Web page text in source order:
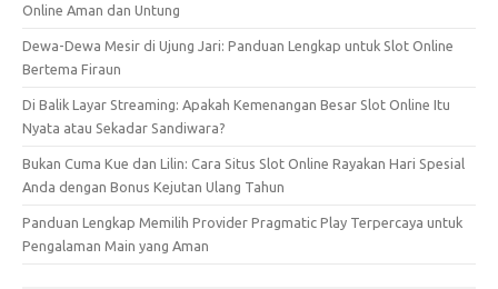
Online Aman dan Untung
Dewa-Dewa Mesir di Ujung Jari: Panduan Lengkap untuk Slot Online
Bertema Firaun
Di Balik Layar Streaming: Apakah Kemenangan Besar Slot Online Itu
Nyata atau Sekadar Sandiwara?
Bukan Cuma Kue dan Lilin: Cara Situs Slot Online Rayakan Hari Spesial
Anda dengan Bonus Kejutan Ulang Tahun
Panduan Lengkap Memilih Provider Pragmatic Play Terpercaya untuk
Pengalaman Main yang Aman